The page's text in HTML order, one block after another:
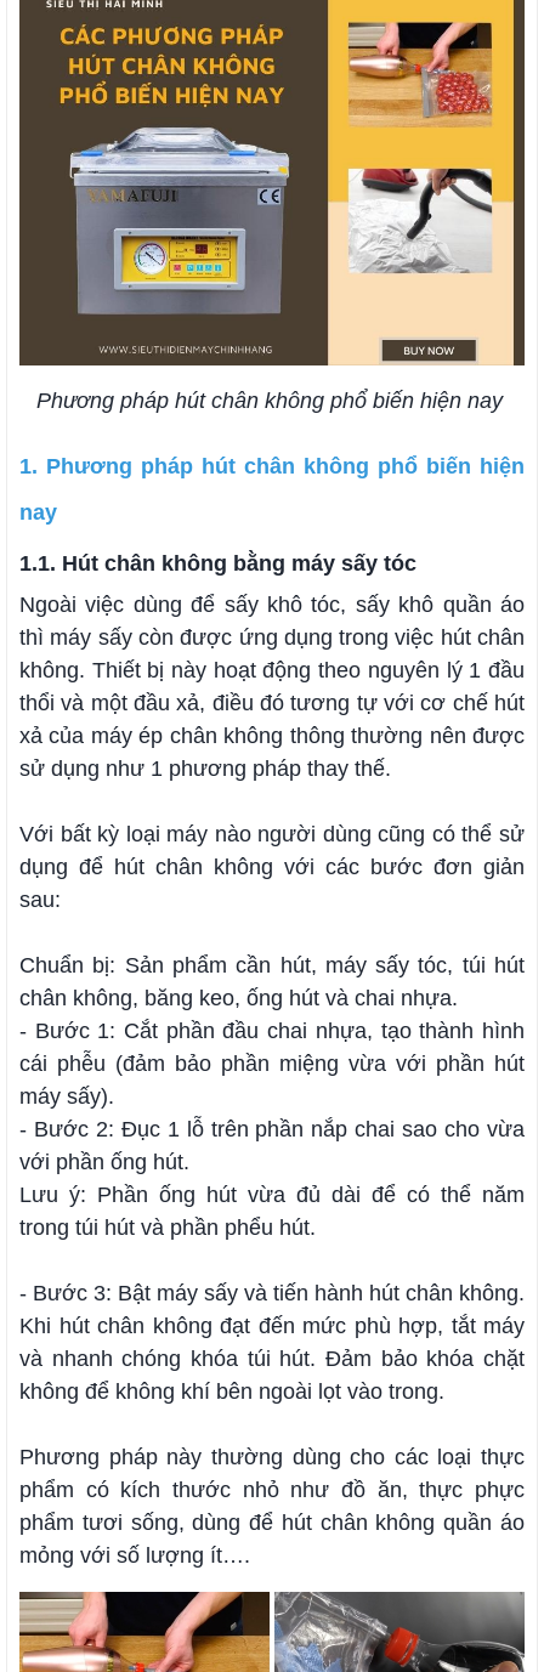
Phương pháp hút chân không phổ biến hiện nay
1. Phương pháp hút chân không phổ biến hiện
nay
1.1. Hút chân không bằng máy sấy tóc
Ngoài việc dùng để sấy khô tóc, sấy khô quần áo
thì máy sấy còn được ứng dụng trong việc hút chân
không. Thiết bị này hoạt động theo nguyên lý 1 đầu
thổi và một đầu xả, điều đó tương tự với cơ chế hút
xả của máy ép chân không thông thường nên được
sử dụng như 1 phương pháp thay thế.
Với bất kỳ loại máy nào người dùng cũng có thể sử
dụng để hút chân không với các bước đơn giản
sau:
Chuẩn bị: Sản phẩm cần hút, máy sấy tóc, túi hút
chân không, băng keo, ống hút và chai nhựa.
- Bước 1: Cắt phần đầu chai nhựa, tạo thành hình
cái phễu (đảm bảo phần miệng vừa với phần hút
máy sấy).
- Bước 2: Đục 1 lỗ trên phần nắp chai sao cho vừa
với phần ống hút.
Lưu ý: Phần ống hút vừa đủ dài để có thể năm
trong túi hút và phần phểu hút.
- Bước 3: Bật máy sấy và tiến hành hút chân không.
Khi hút chân không đạt đến mức phù hợp, tắt máy
và nhanh chóng khóa túi hút. Đảm bảo khóa chặt
không để không khí bên ngoài lọt vào trong.
Phương pháp này thường dùng cho các loại thực
phẩm có kích thước nhỏ như đồ ăn, thực phực
phẩm tươi sống, dùng để hút chân không quần áo
mỏng với số lượng ít….